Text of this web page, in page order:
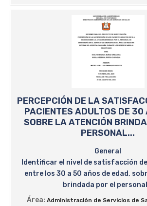
PERCEPCIÓN DE LA
PACIENTES ADULTOS DE 30
SOBRE LA ATENCIÓN
PERSONAL...
General
Identificar el nivel de satisfacción
entre los 30 a 50 años de edad,
brindada por el
Área: Administración de Servicios de